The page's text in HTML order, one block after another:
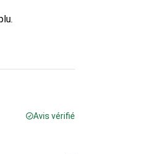
Avis vérifié